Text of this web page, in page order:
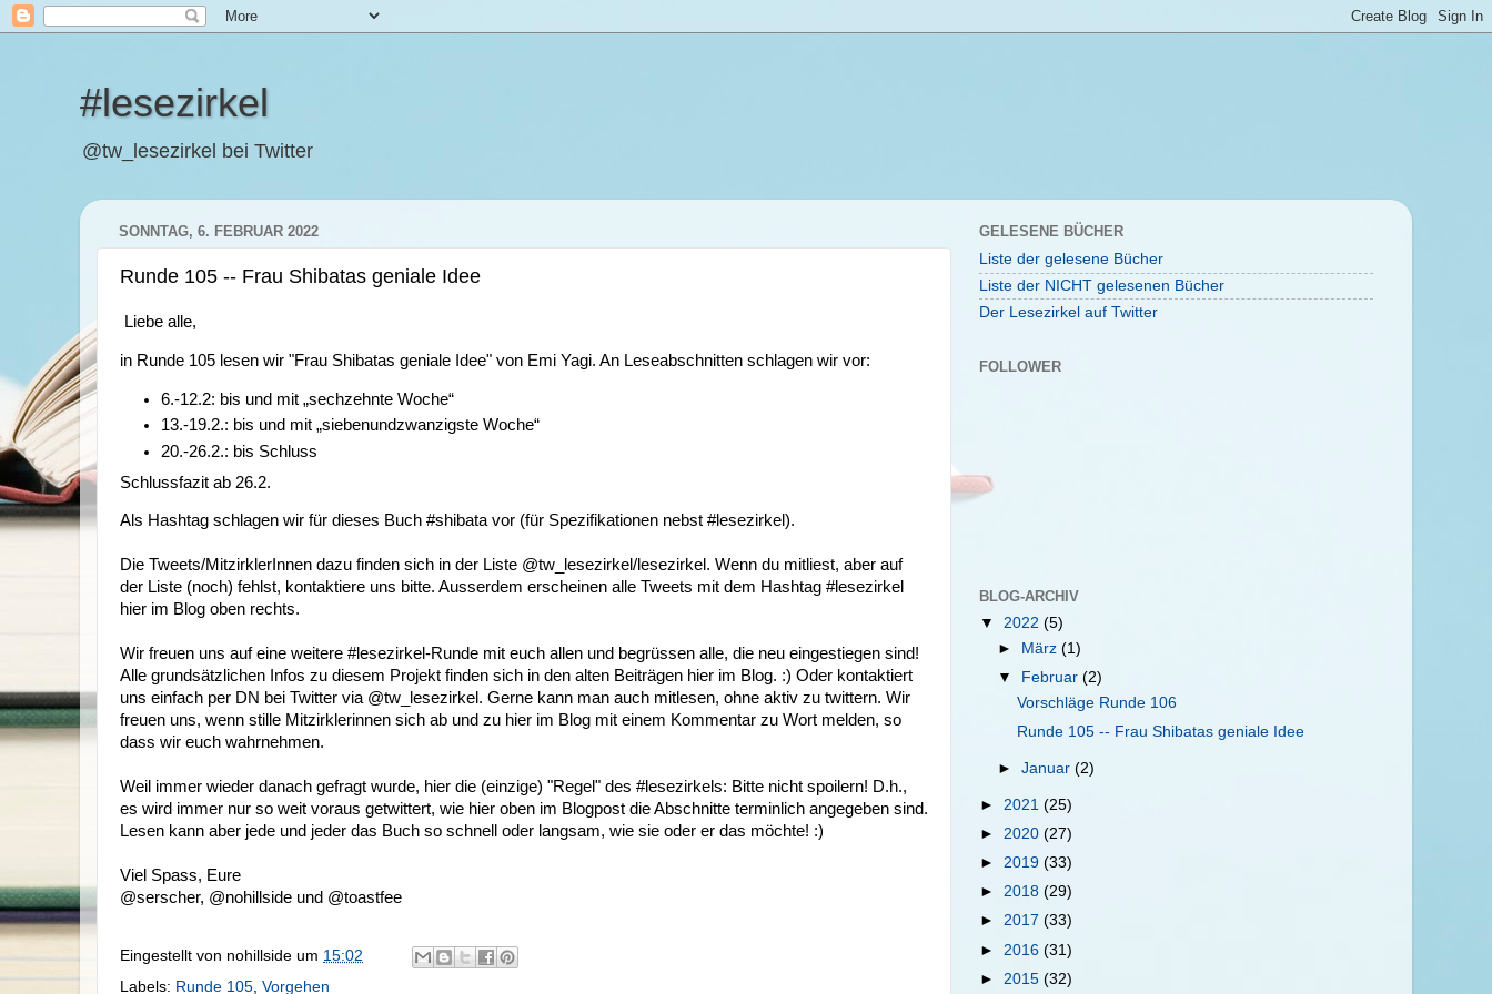
#lesezirkel
@tw_lesezirkel bei Twitter
SONNTAG, 6. FEBRUAR 2022
Runde 105 -- Frau Shibatas geniale Idee
Liebe alle,
in Runde 105 lesen wir "Frau Shibatas geniale Idee" von Emi Yagi. An Leseabschnitten schlagen wir vor:
6.-12.2: bis und mit „sechzehnte Woche“
13.-19.2.: bis und mit „siebenundzwanzigste Woche“
20.-26.2.: bis Schluss
Schlussfazit ab 26.2.
Als Hashtag schlagen wir für dieses Buch #shibata vor (für Spezifikationen nebst #lesezirkel).
Die Tweets/MitzirklerInnen dazu finden sich in der Liste @tw_lesezirkel/lesezirkel. Wenn du mitliest, aber auf
der Liste (noch) fehlst, kontaktiere uns bitte. Ausserdem erscheinen alle Tweets mit dem Hashtag #lesezirkel
hier im Blog oben rechts.
Wir freuen uns auf eine weitere #lesezirkel-Runde mit euch allen und begrüssen alle, die neu eingestiegen sind!
Alle grundsätzlichen Infos zu diesem Projekt finden sich in den alten Beiträgen hier im Blog. :) Oder kontaktiert
uns einfach per DN bei Twitter via @tw_lesezirkel. Gerne kann man auch mitlesen, ohne aktiv zu twittern. Wir
freuen uns, wenn stille Mitzirklerinnen sich ab und zu hier im Blog mit einem Kommentar zu Wort melden, so
dass wir euch wahrnehmen.
Weil immer wieder danach gefragt wurde, hier die (einzige) "Regel" des #lesezirkels: Bitte nicht spoilern! D.h.,
es wird immer nur so weit voraus getwittert, wie hier oben im Blogpost die Abschnitte terminlich angegeben sind.
Lesen kann aber jede und jeder das Buch so schnell oder langsam, wie sie oder er das möchte! :)
Viel Spass, Eure
@serscher, @nohillside und @toastfee
Eingestellt von nohillside um 15:02
Labels: Runde 105 Vorgehen
GELESENE BÜCHER
Liste der gelesene Bücher
Liste der NICHT gelesenen Bücher
Der Lesezirkel auf Twitter
FOLLOWER
BLOG-ARCHIV
▼ 2022 (5)
►
März(1)
▼
Februar(2)
Vorschläge Runde 106
Runde 105 -- Frau Shibatas geniale Idee
►Januar(2)
► 2021 (25)
► 2020 (27)
► 2019 (33)
► 2018 (29)
► 2017 (33)
► 2016 (31)
► 2015 (32)